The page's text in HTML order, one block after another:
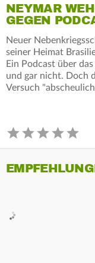
NEYMAR
GEGEN
Neuer
seiner Heimat
Ein Podcast über
und gar nicht. Doch
Versuch